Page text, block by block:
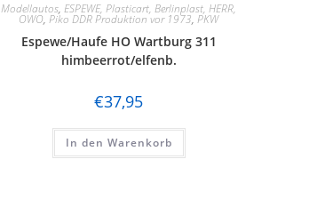
Modellautos, ESPEWE, Plasticart, Berlinplast, HERR,
OWO, Piko DDR Produktion vor 1973, PKW
Espewe/Haufe HO Wartburg 311
himbeerrot/elfenb.
€37,95
In den Warenkorb